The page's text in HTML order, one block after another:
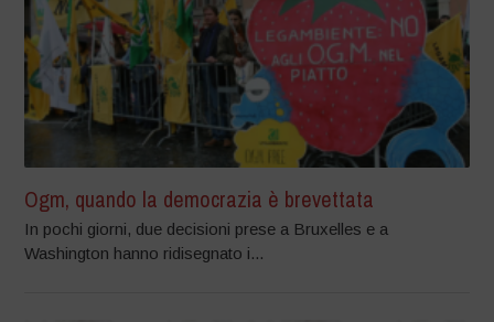
Ogm, quando la democrazia è brevettata
In pochi giorni, due decisioni prese a Bruxelles e a
Washington hanno ridisegnato i...